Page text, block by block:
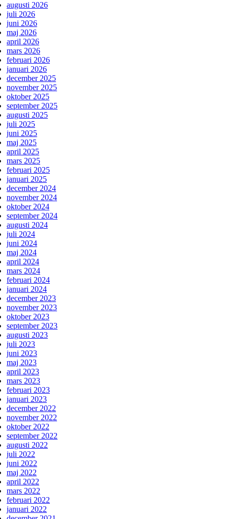
augusti 2026
juli 2026
juni 2026
maj 2026
april 2026
mars 2026
februari 2026
januari 2026
december 2025
november 2025
oktober 2025
september 2025
augusti 2025
juli 2025
juni 2025
maj 2025
april 2025
mars 2025
februari 2025
januari 2025
december 2024
november 2024
oktober 2024
september 2024
augusti 2024
juli 2024
juni 2024
maj 2024
april 2024
mars 2024
februari 2024
januari 2024
december 2023
november 2023
oktober 2023
september 2023
augusti 2023
juli 2023
juni 2023
maj 2023
april 2023
mars 2023
februari 2023
januari 2023
december 2022
november 2022
oktober 2022
september 2022
augusti 2022
juli 2022
juni 2022
maj 2022
april 2022
mars 2022
februari 2022
januari 2022